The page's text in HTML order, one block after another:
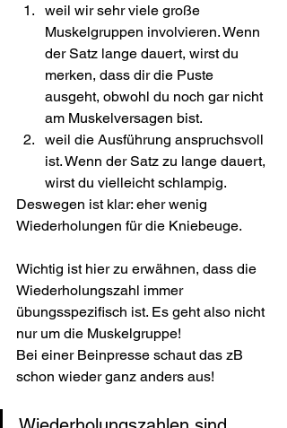
weil wir sehr viele große
Muskelgruppen involvieren. Wenn
der Satz lange dauert, wirst du
merken, dass dir die Puste
ausgeht, obwohl du noch gar nicht
am Muskelversagen bist.
weil die Ausführung anspruchsvoll
ist. Wenn der Satz zu lange dauert,
wirst du vielleicht schlampig.
Deswegen ist klar: eher wenig
Wiederholungen für die Kniebeuge.
Wichtig ist hier zu erwähnen, dass die
Wiederholungszahl immer
übungsspezifisch ist. Es geht also nicht
nur um die Muskelgruppe!
Bei einer Beinpresse schaut das zB
schon wieder ganz anders aus!